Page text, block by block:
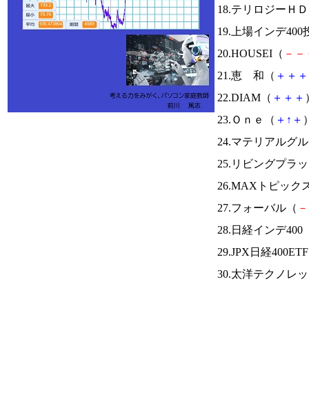
18.テリロジーＨ
19.上場インデ400
20.HOUSEI（ － －
21.恵 和（ ＋ ＋ ＋
22.DIAM（ ＋ ＋ ＋
23.Ｏｎｅ（ ＋ ↑ ＋
24.マテリアルグ
25.リビングプラ
26.MAXトピック
27.フォーバル（ －
28.日経インデ400
29.JPX日経
30.太洋テクノレ